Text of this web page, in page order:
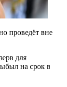
проведёт вне
для
на срок в